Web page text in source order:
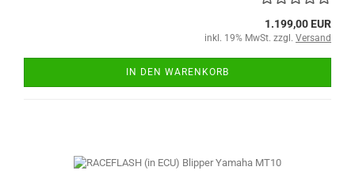
1.199,00 EUR
inkl. 19% MwSt. zzgl. Versand
IN DEN WARENKORB